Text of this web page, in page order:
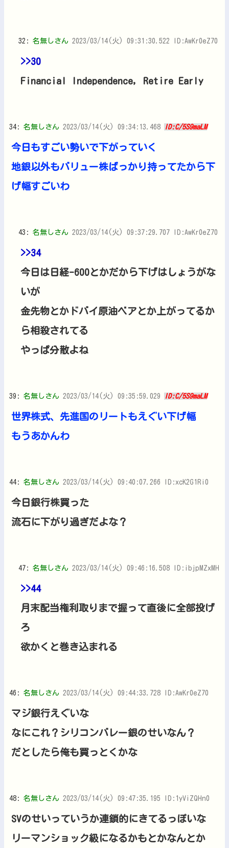
32: 名無しさん 2023/03/14(火) 09:31:30.522 ID:AwKr0eZ70
>>30
Financial Independence, Retire Early
34: 名無しさん 2023/03/14(火) 09:34:13.468 ID:C/5S9maLM
今日もすごい勢いで下がっていく
地銀以外もバリュー株ばっかり持ってたから下
げ幅すごいわ
43: 名無しさん 2023/03/14(火) 09:37:29.707 ID:AwKr0eZ70
>>34
今日は日経-600とかだから下げはしょうがな
いが
金先物とかドバイ原油ベアとか上がってるか
ら相殺されてる
やっぱ分散よね
39: 名無しさん 2023/03/14(火) 09:35:59.029 ID:C/5S9maLM
世界株式、先進国のリートもえぐい下げ幅
もうあかんわ
44: 名無しさん 2023/03/14(火) 09:40:07.266 ID:xcK2G1Ri0
今日銀行株買った
流石に下がり過ぎだよな？
47: 名無しさん 2023/03/14(火) 09:46:16.508 ID:ibjpMZxMH
>>44
月末配当権利取りまで握って直後に全部投げ
ろ
欲かくと巻き込まれる
46: 名無しさん 2023/03/14(火) 09:44:33.728 ID:AwKr0eZ70
マジ銀行えぐいな
なにこれ？シリコンバレー銀のせいなん？
だとしたら俺も買っとくかな
48: 名無しさん 2023/03/14(火) 09:47:35.195 ID:1yViZQHn0
SVのせいっていうか連鎖的にきてるっぽいな
リーマンショック級になるかもとかなんとか